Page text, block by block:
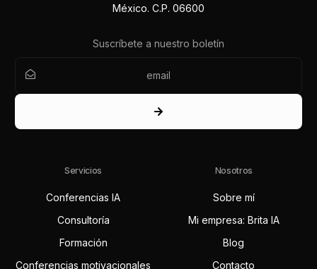
México. C.P. 06600
Suscríbete a nuestro boletín
Servicios
Conferencias IA
Consultoría
Formación
Conferencias motivacionales
Nosotros
Sobre mí
Mi empresa: Brita IA
Blog
Contacto